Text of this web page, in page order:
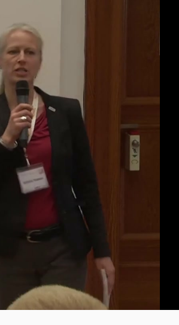
deu 1080p (mp4)
deu 576p (mp4)
deu 576p (webm)